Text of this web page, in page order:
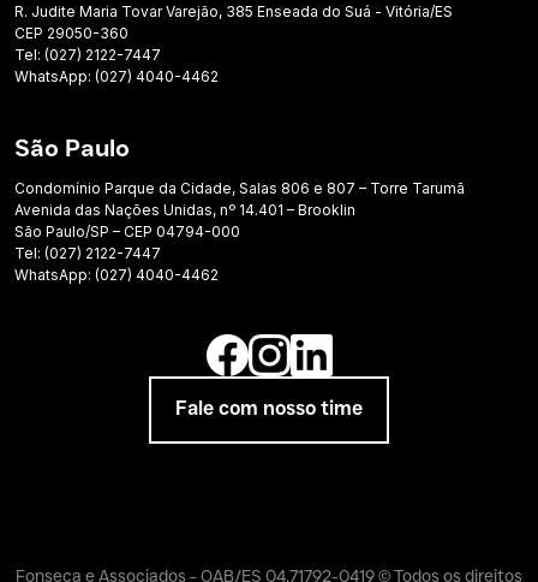
R. Judite Maria Tovar Varejão, 385 Enseada do Suá - Vitória/ES
CEP 29050-360
Tel: (027) 2122-7447
WhatsApp: (027) 4040-4462
São Paulo
Condomínio Parque da Cidade, Salas 806 e 807 – Torre Tarumã
Avenida das Nações Unidas, nº 14.401 – Brooklin
São Paulo/SP – CEP 04794-000
Tel: (027) 2122-7447
WhatsApp: (027) 4040-4462
Fale com nosso time
Fonseca e Associados - OAB/ES 04.71792-0419 © Todos os direitos